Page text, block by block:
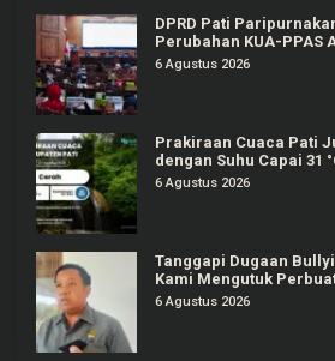
DPRD Pati
Perubahan KUA-PPAS
6 Agustus 2026
Prakiraan Cuaca Pati
dengan Suhu Capai 31
6 Agustus 2026
Tanggapi Dugaan
Kami Mengutuk
6 Agustus 2026